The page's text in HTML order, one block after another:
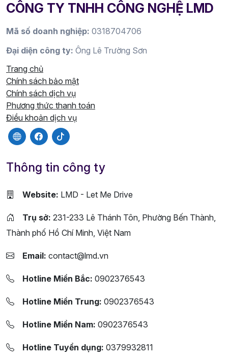
CÔNG TY TNHH CÔNG NGHỆ LMD
Mã số doanh nghiệp: 0318704706
Đại diện công ty: Ông Lê Trường Sơn
Trang chủ
Chính sách bảo mật
Chính sách dịch vụ
Phương thức thanh toán
Điều khoản dịch vụ
Thông tin công ty
Website: LMD - Let Me Drive
Trụ sở: 231-233 Lê Thánh Tôn, Phường Bến Thành,
Thành phố Hồ Chí Minh, Việt Nam
Email: contact@lmd.vn
Hotline Miền Bắc: 0902376543
Hotline Miền Trung: 0902376543
Hotline Miền Nam: 0902376543
Hotline Tuyển dụng: 0379932811